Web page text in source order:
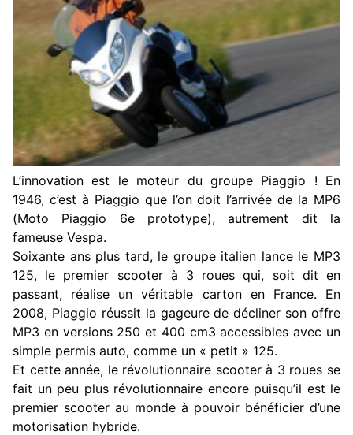
L’innovation est le moteur du groupe Piaggio ! En
1946, c’est à Piaggio que l’on doit l’arrivée de la MP6
(Moto Piaggio 6e prototype), autrement dit la
fameuse Vespa.
Soixante ans plus tard, le groupe italien lance le MP3
125, le premier scooter à 3 roues qui, soit dit en
passant, réalise un véritable carton en France. En
2008, Piaggio réussit la gageure de décliner son offre
MP3 en versions 250 et 400 cm3 accessibles avec un
simple permis auto, comme un « petit » 125.
Et cette année, le révolutionnaire scooter à 3 roues se
fait un peu plus révolutionnaire encore puisqu’il est le
premier scooter au monde à pouvoir bénéficier d’une
motorisation hybride.